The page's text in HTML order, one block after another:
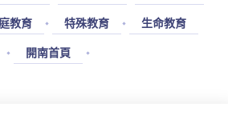
教育 特殊教育 生命教育
開南首頁